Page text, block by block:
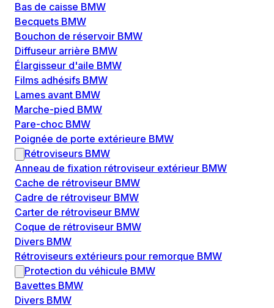
Bas de caisse BMW
Becquets BMW
Bouchon de réservoir BMW
Diffuseur arrière BMW
Élargisseur d'aile BMW
Films adhésifs BMW
Lames avant BMW
Marche-pied BMW
Pare-choc BMW
Poignée de porte extérieure BMW
Rétroviseurs BMW
Anneau de fixation rétroviseur extérieur BMW
Cache de rétroviseur BMW
Cadre de rétroviseur BMW
Carter de rétroviseur BMW
Coque de rétroviseur BMW
Divers BMW
Rétroviseurs extérieurs pour remorque BMW
Protection du véhicule BMW
Bavettes BMW
Divers BMW